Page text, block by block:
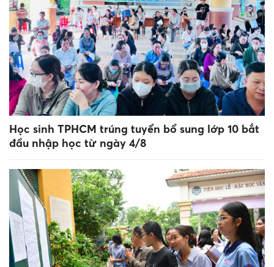
Học sinh TPHCM trúng tuyển bổ sung lớp 10 bắt
đầu nhập học từ ngày 4/8